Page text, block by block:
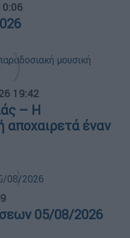
19:42
– Η
αποχαιρετά έναν
05/08/2026